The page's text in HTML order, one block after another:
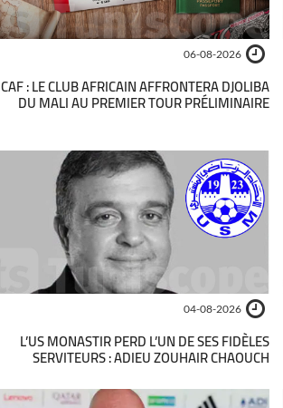
06-08-2026
CAF : LE CLUB AFRICAIN AFFRONTERA DJOLIBA
DU MALI AU PREMIER TOUR PRÉLIMINAIRE
04-08-2026
L’US MONASTIR PERD L’UN DE SES FIDÈLES
SERVITEURS : ADIEU ZOUHAIR CHAOUCH